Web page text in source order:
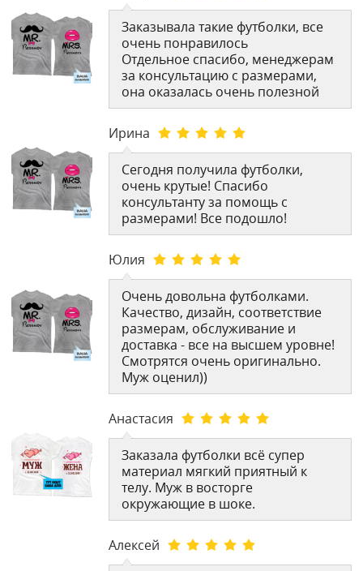
Заказывала такие футболки, все
очень понравилось
Отдельное спасибо, менеджерам
за консультацию с размерами,
она оказалась очень полезной
Ирина
Сегодня получила футболки,
очень крутые! Спасибо
консультанту за помощь с
размерами! Все подошло!
Юлия
Очень довольна футболками.
Качество, дизайн, соответствие
размерам, обслуживание и
доставка - все на высшем уровне!
Смотрятся очень оригинально.
Муж оценил))
Анастасия
Заказала футболки всё супер
материал мягкий приятный к
телу. Муж в восторге
окружающие в шоке.
Алексей